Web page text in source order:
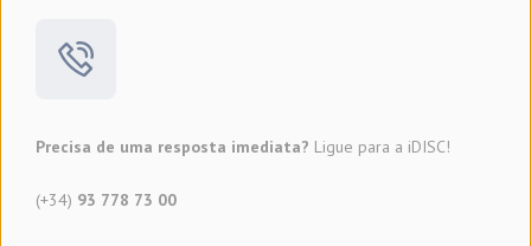
Precisa de uma resposta imediata? Ligue para a iDISC!
(+34) 93 778 73 00